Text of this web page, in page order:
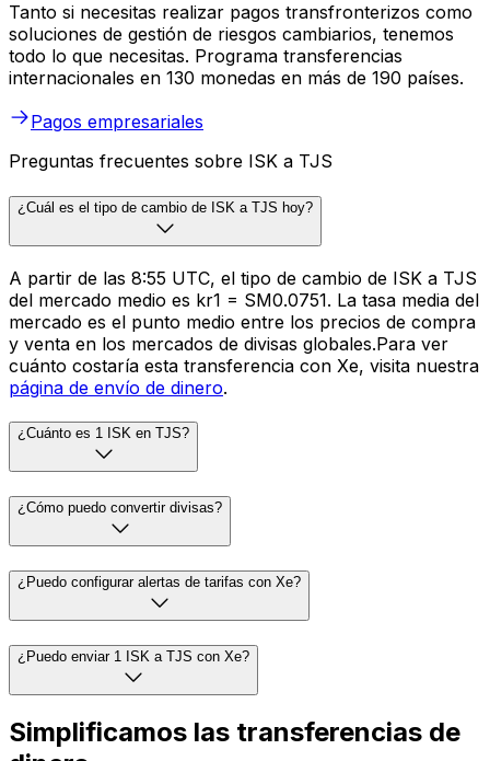
Tanto si necesitas realizar pagos transfronterizos como
soluciones de gestión de riesgos cambiarios, tenemos
todo lo que necesitas. Programa transferencias
internacionales en 130 monedas en más de 190 países.
Pagos empresariales
Preguntas frecuentes sobre ISK a TJS
¿Cuál es el tipo de cambio de ISK a TJS hoy?
A partir de las 8:55 UTC, el tipo de cambio de ISK a TJS
del mercado medio es kr1 = SM0.0751. La tasa media del
mercado es el punto medio entre los precios de compra
y venta en los mercados de divisas globales.Para ver
cuánto costaría esta transferencia con Xe, visita nuestra
página de envío de dinero.
¿Cuánto es 1 ISK en TJS?
¿Cómo puedo convertir divisas?
¿Puedo configurar alertas de tarifas con Xe?
¿Puedo enviar 1 ISK a TJS con Xe?
Simplificamos las transferencias de